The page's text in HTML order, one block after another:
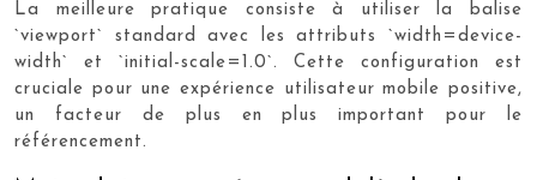
La meilleure pratique consiste à utiliser la balise
`viewport` standard avec les attributs `width=device-
width` et `initial-scale=1.0`. Cette configuration est
cruciale pour une expérience utilisateur mobile positive,
un facteur de plus en plus important pour le
référencement.